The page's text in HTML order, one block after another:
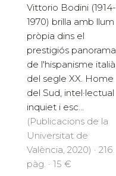
Vittorio Bodini (1914-
1970) brilla amb llum
pròpia dins el
prestigiós panorama
de l'hispanisme italià
del segle XX. Home
del Sud, intel·lectual
inquiet i esc...
(Publicacions de la
Universitat de
València, 2020) · 216
pàg. · 15 €